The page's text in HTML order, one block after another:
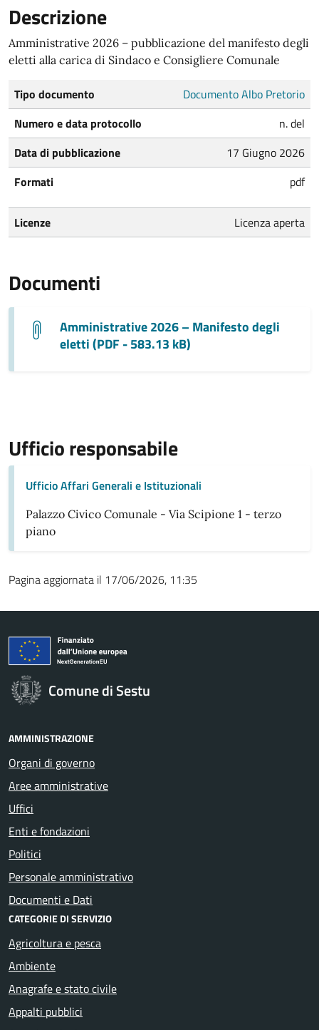
Descrizione
Amministrative 2026 – pubblicazione del manifesto degli
eletti alla carica di Sindaco e Consigliere Comunale
Tipo documento
Documento Albo Pretorio
Numero e data protocollo
n. del
Data di pubblicazione
17 Giugno 2026
Formati
pdf
Licenze Licenza aperta
Documenti
Amministrative 2026 – Manifesto degli
eletti (PDF - 583.13 kB)
Ufficio responsabile
Ufficio Affari Generali e Istituzionali
Palazzo Civico Comunale - Via Scipione 1 - terzo
piano
Pagina aggiornata il 17/06/2026, 11:35
Comune di Sestu
AMMINISTRAZIONE
Organi di governo
Aree amministrative
Uffici
Enti e fondazioni
Politici
Personale amministrativo
Documenti e Dati
CATEGORIE DI SERVIZIO
Agricoltura e pesca
Ambiente
Anagrafe e stato civile
Appalti pubblici